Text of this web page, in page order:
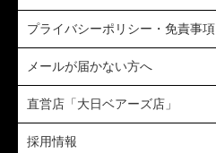
プライバシーポリシー・免責事項
メールが届かない方へ
直営店「大日ベアーズ店」
採用情報